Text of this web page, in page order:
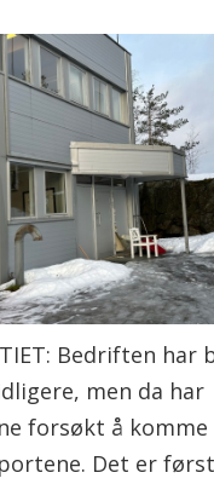
Bedriften
men da har
forsøkt å komme
Det er